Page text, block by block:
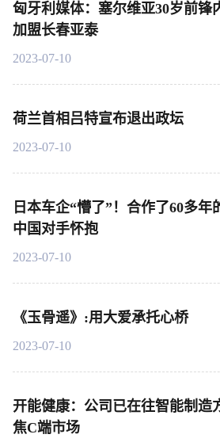
匈牙利媒体：塞尔维亚30岁前锋
加盟长春亚泰
2023-07-10
荷兰首相吕特宣布退出政坛
2023-07-10
日本车企“懵了”！合作了60多年
中国对手怀抱
2023-07-10
《玉骨遥》:用大爱承托心桥
2023-07-10
开能健康：公司已在往智能制造
焦C端市场